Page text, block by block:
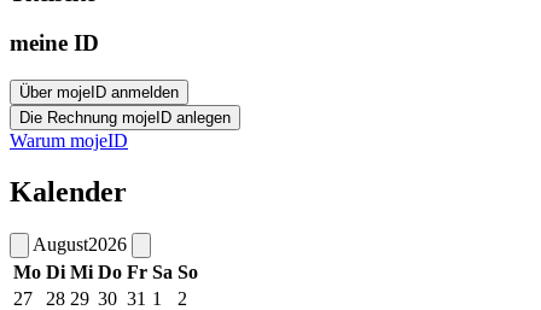
meine ID
Warum mojeID
Kalender
August2026
Mo Di Mi Do Fr Sa So
27
28 29 30 31 1
2